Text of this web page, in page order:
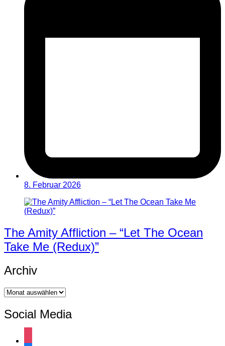
8. Februar 2026
The Amity Affliction – “Let The Ocean
Take Me (Redux)”
Archiv
Archiv
Social Media